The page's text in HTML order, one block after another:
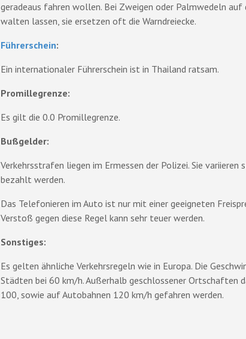
geradeaus fahren wollen. Bei Zweigen oder Palmwedeln
walten lassen, sie ersetzen oft die Warndreiecke.
Führerschein:
Ein internationaler Führerschein ist in Thailand ratsam.
Promillegrenze:
Es gilt die 0.0 Promillegrenze.
Bußgelder:
Verkehrsstrafen liegen im Ermessen der Polizei. Sie
bezahlt werden.
Das Telefonieren im Auto ist nur mit einer geeigneten
Verstoß gegen diese Regel kann sehr teuer werden.
Sonstiges:
Es gelten ähnliche Verkehrsregeln wie in Europa. Die
Städten bei 60 km/h. Außerhalb geschlossener Ortschaften
100, sowie auf Autobahnen 120 km/h gefahren werden.